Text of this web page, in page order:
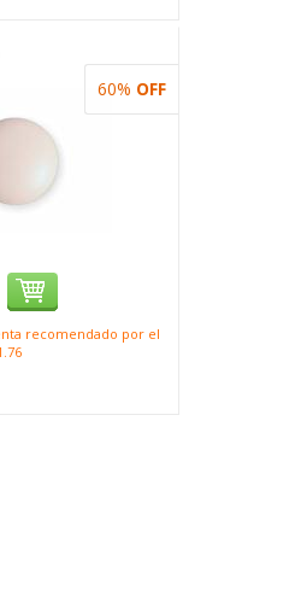
recomendado por el
60% OFF